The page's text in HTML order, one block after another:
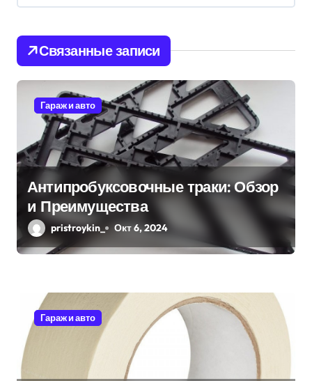
и
я
п
а
п
и
с
Связанные записи
Гараж и авто
Антипробуксовочные траки: Обзор
и Преимущества
pristroykin_ Окт 6, 2024
Гараж и авто